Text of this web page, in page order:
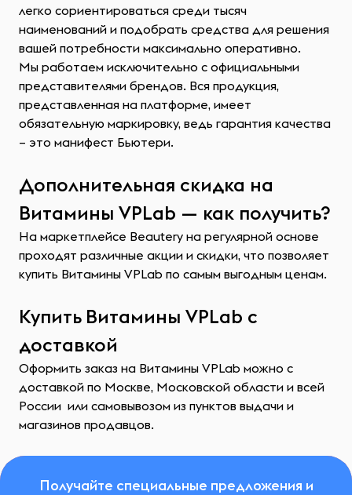
легко сориентироваться среди тысяч
наименований и подобрать средства для решения
вашей потребности максимально оперативно.
Мы работаем исключительно с официальными
представителями брендов. Вся продукция,
представленная на платформе, имеет
обязательную маркировку, ведь гарантия качества
– это манифест Бьютери.
Дополнительная скидка на
Витамины VPLab — как получить?
На маркетплейсе Beautery на регулярной основе
проходят различные акции и скидки, что позволяет
купить Витамины VPLab по самым выгодным ценам.
Купить Витамины VPLab с
доставкой
Оформить заказ на Витамины VPLab можно с
доставкой по Москве, Московской области и всей
России или самовывозом из пунктов выдачи и
магазинов продавцов.
Получайте специальные предложения и